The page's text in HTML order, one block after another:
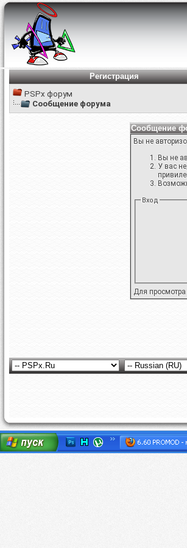
Регистрация
PSPx форум
Сообщение форума
Сообщение
Вы не
Вы не
У вас
Вход
Для